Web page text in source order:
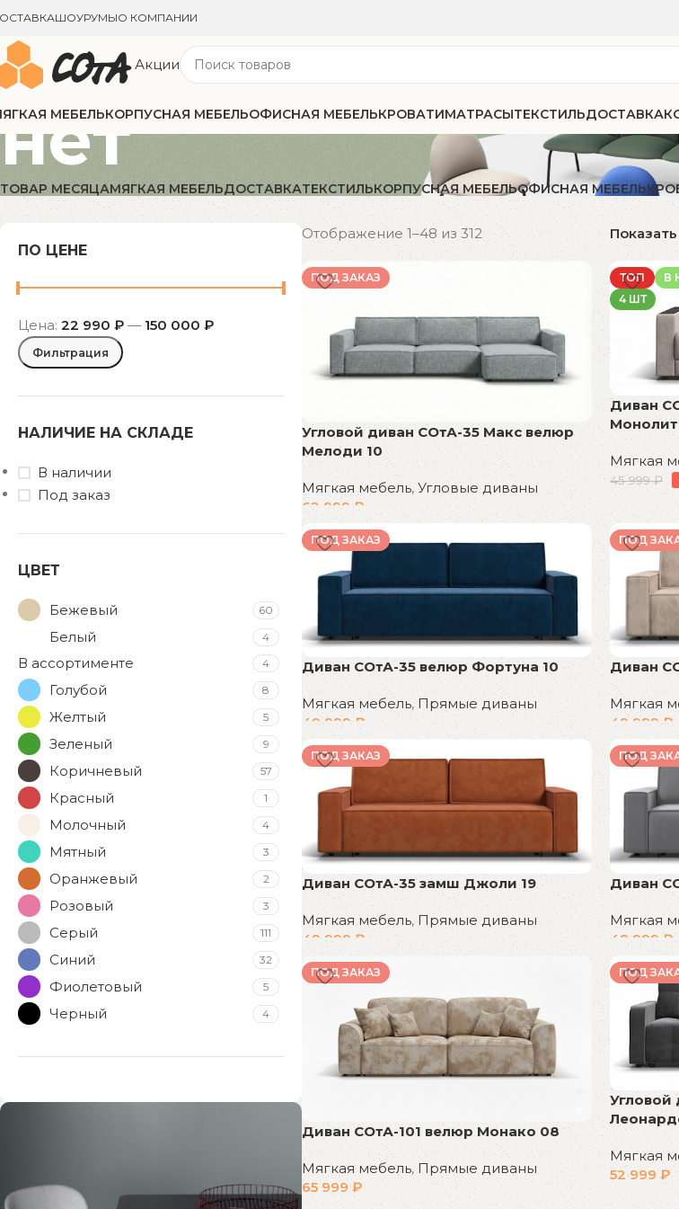
ШОУРУМЫО КОМПАНИИ
Акции
МЕБЕЛЬКОРПУСНАЯ МЕБЕЛЬОФИСНАЯ МЕБЕЛЬКРОВАТИМАТРАСЫТЕКСТИЛЬДОСТАВКА
нет
ТОВАР МЕСЯЦАМЯГКАЯ МЕБЕЛЬДОСТАВКАТЕКСТИЛЬКОРПУСНАЯ МЕБЕЛЬОФИСНАЯ МЕБЕЛЬ
ПО ЦЕНЕ
Фильтрация
Цена: 22 990 ₽ — 150 000 ₽
НАЛИЧИЕ НА СКЛАДЕ
В наличии
Под заказ
ЦВЕТ
Бежевый 60
Белый 4
В ассортименте 4
Голубой 8
Желтый 5
Зеленый 9
Коричневый 57
Красный 1
Молочный 4
Мятный 3
Оранжевый 2
Розовый 3
Серый 111
Синий 32
Фиолетовый 5
Черный 4
Отображение 1–48 из 312 Показать
ПОД ЗАКАЗ
Угловой диван СОтА-35 Макс велюр
Мелоди 10
Мягкая мебель, Угловые диваны
62 999 ₽
В корзину
ТОП
В
4 ШТ
Диван
Монолит
Мягкая
45 999₽
В корзину
ПОД ЗАКАЗ
Диван СОтА-35 велюр Фортуна 10
Мягкая мебель, Прямые диваны
49 999₽
В корзину
ПОД
Диван
Мягкая
49 999₽
В
ПОД ЗАКАЗ
Диван СОтА-35 замш Джоли 19
Мягкая мебель,Прямые диваны
49 999₽
В корзину
ПОД
Диван
Мягкая
49 999 ₽
В
ПОД ЗАКАЗ
Диван СОтА-101 велюр Монако 08
Мягкая мебель, Прямые диваны
65 999₽
ПОД
Угловой
Мягкая
52 999₽
В корзину